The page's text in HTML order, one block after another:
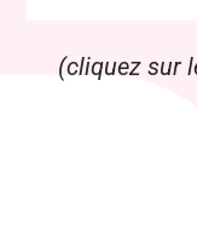
(cliquez sur